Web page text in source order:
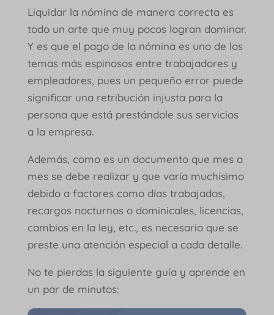
Liquidar la nómina de manera correcta es
todo un arte que muy pocos logran dominar.
Y es que el pago de la nómina es uno de los
temas más espinosos entre trabajadores y
empleadores, pues un pequeño error puede
significar una retribución injusta para la
persona que está prestándole sus servicios
a la empresa.
Además, como es un documento que mes a
mes se debe realizar y que varía muchísimo
debido a factores como días trabajados,
recargos nocturnos o dominicales, licencias,
cambios en la ley, etc., es necesario que se
preste una atención especial a cada detalle.
No te pierdas la siguiente guía y aprende en
un par de minutos: